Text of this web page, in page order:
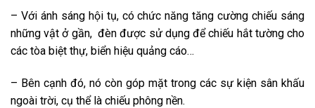
– Với ánh sáng hội tụ, có chức năng tăng cường chiếu sáng
những vật ở gần, đèn được sử dụng để chiếu hắt tường cho
các tòa biệt thự, biển hiệu quảng cáo…
– Bên cạnh đó, nó còn góp mặt trong các sự kiện sân khấu
ngoài trời, cụ thể là chiếu phông nền.